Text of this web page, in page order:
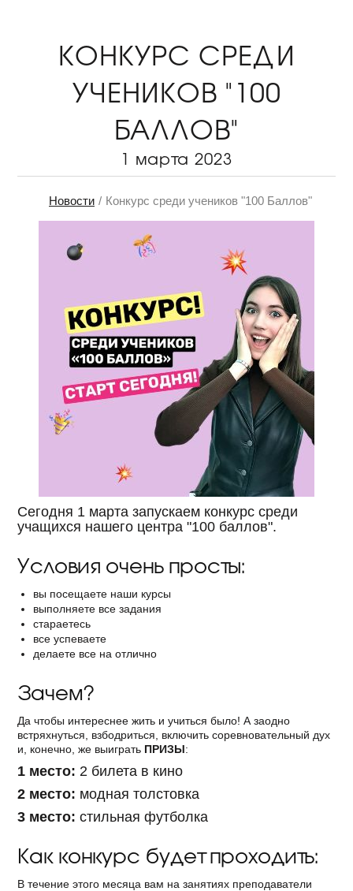
КОНКУРС СРЕДИ
УЧЕНИКОВ "100
БАЛЛОВ"
1 марта 2023
Новости Конкурс среди учеников "100 Баллов"
Сегодня 1 марта запускаем конкурс среди
учащихся нашего центра "100 баллов".
Условия очень просты:
вы посещаете наши курсы
выполняете все задания
стараетесь
все успеваете
делаете все на отлично
Зачем?
Да чтобы интереснее жить и учиться было! А заодно
встряхнуться, взбодриться, включить соревновательный дух
и, конечно, же выиграть ПРИЗЫ:
1 место: 2 билета в кино
2 место: модная толстовка
3 место: стильная футболка
Как конкурс будет проходить:
В течение этого месяца вам на занятиях преподаватели